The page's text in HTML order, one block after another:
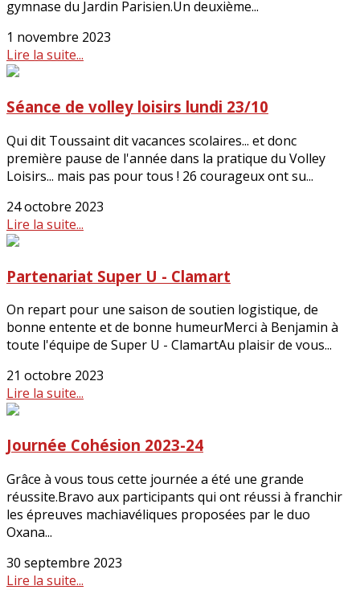
gymnase du Jardin Parisien.Un deuxième...
1 novembre 2023
Lire la suite...
Séance de volley loisirs lundi 23/10
Qui dit Toussaint dit vacances scolaires... et donc
première pause de l'année dans la pratique du Volley
Loisirs... mais pas pour tous ! 26 courageux ont su...
24 octobre 2023
Lire la suite...
Partenariat Super U - Clamart
On repart pour une saison de soutien logistique, de
bonne entente et de bonne humeurMerci à Benjamin à
toute l'équipe de Super U - ClamartAu plaisir de vous...
21 octobre 2023
Lire la suite...
Journée Cohésion 2023-24
Grâce à vous tous cette journée a été une grande
réussite.Bravo aux participants qui ont réussi à franchir
les épreuves machiavéliques proposées par le duo
Oxana...
30 septembre 2023
Lire la suite...